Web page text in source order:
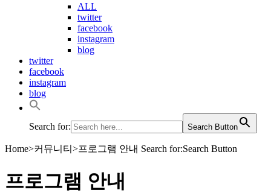
ALL
twitter
facebook
instagram
blog
twitter
facebook
instagram
blog
Search for: Search Button
Home>커뮤니티 >프로그램 안내 Search for:Search Button
프로그램 안내